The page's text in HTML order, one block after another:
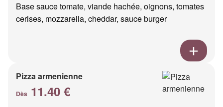
Base sauce tomate, viande hachée, oignons, tomates
cerises, mozzarella, cheddar, sauce burger
Pizza armenienne
Dès 11.40 €